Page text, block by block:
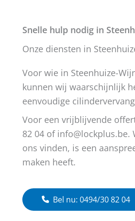
Snelle hulp nodig in
Onze diensten in
Voor wie in Steenhuize-
kunnen wij waarschijnlijk
eenvoudige
Voor een vrijblijvende
82 04 of
ons vinden, is een
maken heeft.
Bel nu: 0494/30 82 04